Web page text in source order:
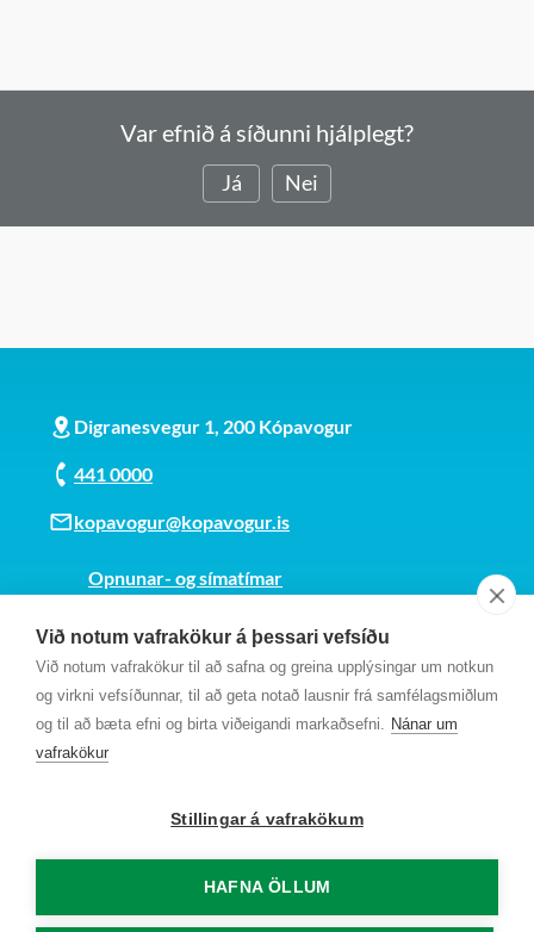
Við notum vafrakökur á þessari vefsíðu
Við notum vafrakökur til að safna og greina upplýsingar um notkun
og virkni vefsíðunnar, til að geta notað lausnir frá samfélagsmiðlum
og til að bæta efni og birta viðeigandi markaðsefni. Nánar um
vafrakökur
Stillingar á vafrakökum
HAFNA ÖLLUM
Var efnið á síðunni hjálplegt?
Já Nei
Digranesvegur 1, 200 Kópavogur
441 0000
kopavogur@kopavogur.is
Opnunar- og símatímar
Kt. 700169-3759
Fundarmannagátt